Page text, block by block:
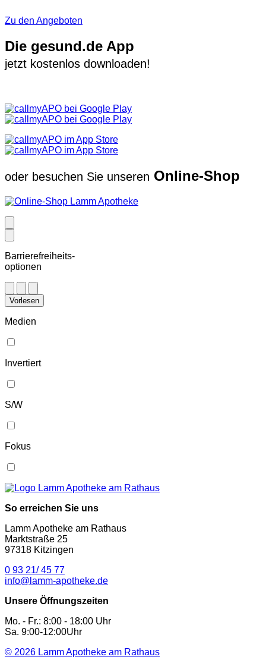
Zu den Angeboten
Die gesund.de App
jetzt kostenlos downloaden!
oder besuchen Sie unseren Online-Shop
Barrierefreiheits-
optionen
Vorlesen
Medien
Invertiert
S/W
Fokus
So erreichen Sie uns
Lamm Apotheke am Rathaus
Marktstraße 25
97318 Kitzingen
0 93 21/ 45 77
info@lamm-apotheke.de
Unsere Öffnungszeiten
Mo. - Fr.: 8:00 - 18:00 Uhr
Sa. 9:00-12:00Uhr
© 2026 Lamm Apotheke am Rathaus